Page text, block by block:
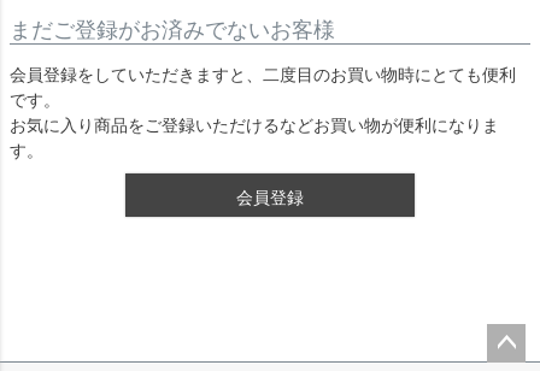
まだご登録がお済みでないお客様
会員登録をしていただきますと、二度目のお買い物時にとても便利
です。
お気に入り商品をご登録いただけるなどお買い物が便利になりま
す。
会員登録